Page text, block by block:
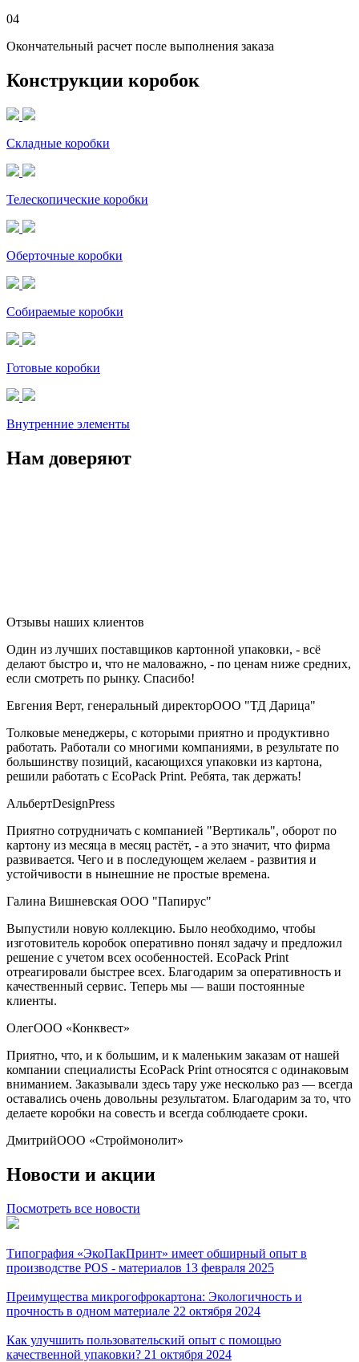
04
Окончательный расчет после выполнения заказа
Конструкции коробок
Складные коробки
Телескопические коробки
Оберточные коробки
Собираемые коробки
Готовые коробки
Внутренние элементы
Нам доверяют
Отзывы наших клиентов
Один из лучших поставщиков картонной упаковки, - всё
делают быстро и, что не маловажно, - по ценам ниже средних,
если смотреть по рынку. Спасибо!
Евгения Верт, генеральный директорООО "ТД Дарица"
Толковые менеджеры, с которыми приятно и продуктивно
работать. Работали со многими компаниями, в результате по
большинству позиций, касающихся упаковки из картона,
решили работать с EcoPack Print. Ребята, так держать!
АльбертDesignPress
Приятно сотрудничать с компанией "Вертикаль", оборот по
картону из месяца в месяц растёт, - а это значит, что фирма
развивается. Чего и в последующем желаем - развития и
устойчивости в нынешние не простые времена.
Галина Вишневская ООО "Папирус"
Выпустили новую коллекцию. Было необходимо, чтобы
изготовитель коробок оперативно понял задачу и предложил
решение с учетом всех особенностей. EcoPack Print
отреагировали быстрее всех. Благодарим за оперативность и
качественный сервис. Теперь мы — ваши постоянные
клиенты.
ОлегООО «Конквест»
Приятно, что, и к большим, и к маленьким заказам от нашей
компании специалисты EcoPack Print относятся с одинаковым
вниманием. Заказывали здесь тару уже несколько раз — всегда
оставались очень довольны результатом. Благодарим за то, что
делаете коробки на совесть и всегда соблюдаете сроки.
ДмитрийООО «Строймонолит»
Новости и акции
Посмотреть все новости
Типография «ЭкоПакПринт» имеет обширный опыт в
производстве POS - материалов 13 февраля 2025
Преимущества микрогофрокартона: Экологичность и
прочность в одном материале 22 октября 2024
Как улучшить пользовательский опыт с помощью
качественной упаковки? 21 октября 2024